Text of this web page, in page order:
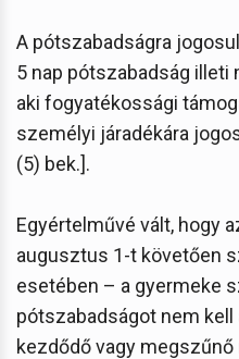
A pótszabadságra
5 nap pótszabadság illeti
aki fogyatékossági
személyi járadékára
(5) bek.].
Egyértelművé vált, hogy
augusztus 1-t követően
esetében – a gyermeke
pótszabadságot nem
kezdődő vagy